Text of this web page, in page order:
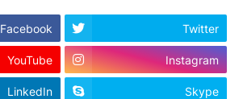
Facebook Twitter
YouTube Instagram
LinkedIn Skype